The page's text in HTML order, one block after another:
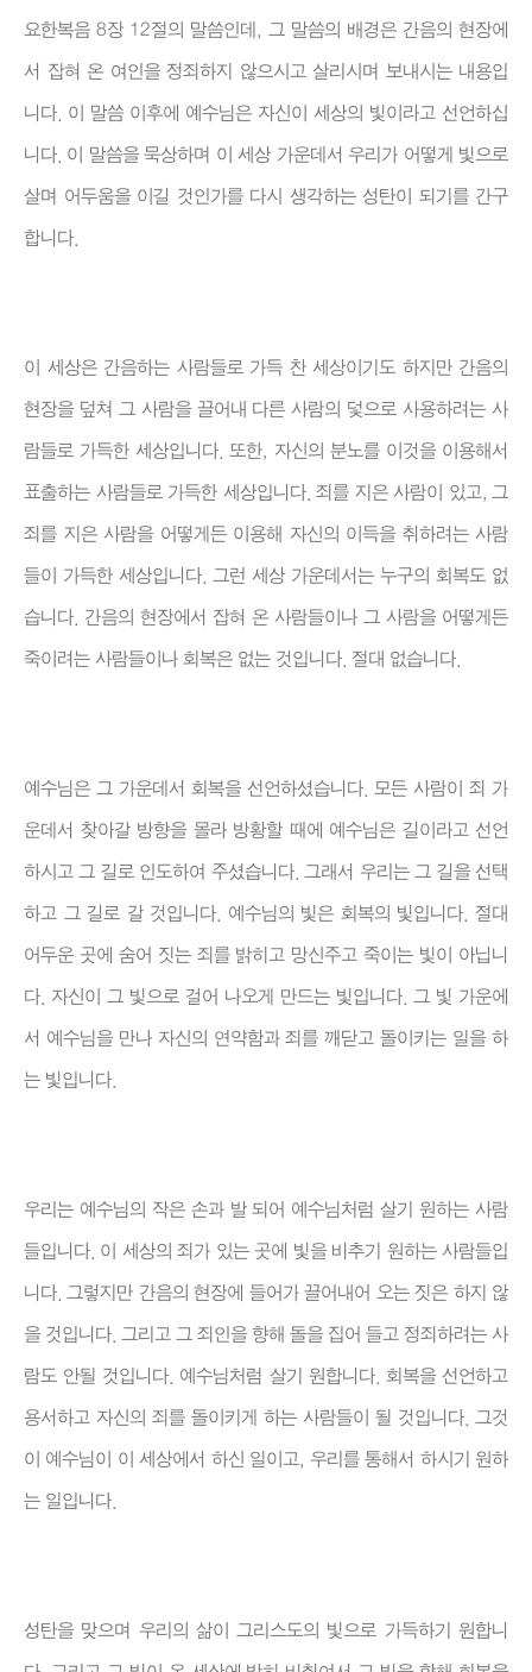
요한복음 8장 12절의 말씀인데, 그 말씀의 배경은 간음의 현장에
서 잡혀 온 여인을 정죄하지 않으시고 살리시며 보내시는 내용입
니다. 이 말씀 이후에 예수님은 자신이 세상의 빛이라고 선언하십
니다. 이 말씀을 묵상하며 이 세상 가운데서 우리가 어떻게 빛으로
살며 어두움을 이길 것인가를 다시 생각하는 성탄이 되기를 간구
합니다.
이 세상은 간음하는 사람들로 가득 찬 세상이기도 하지만 간음의
현장을 덮쳐 그 사람을 끌어내 다른 사람의 덫으로 사용하려는 사
람들로 가득한 세상입니다. 또한, 자신의 분노를 이것을 이용해서
표출하는 사람들로 가득한 세상입니다. 죄를 지은 사람이 있고, 그
죄를 지은 사람을 어떻게든 이용해 자신의 이득을 취하려는 사람
들이 가득한 세상입니다. 그런 세상 가운데서는 누구의 회복도 없
습니다. 간음의 현장에서 잡혀 온 사람들이나 그 사람을 어떻게든
죽이려는 사람들이나 회복은 없는 것입니다. 절대 없습니다.
예수님은 그 가운데서 회복을 선언하셨습니다. 모든 사람이 죄 가
운데서 찾아갈 방향을 몰라 방황할 때에 예수님은 길이라고 선언
하시고 그 길로 인도하여 주셨습니다. 그래서 우리는 그 길을 선택
하고 그 길로 갈 것입니다. 예수님의 빛은 회복의 빛입니다. 절대
어두운 곳에 숨어 짓는 죄를 밝히고 망신주고 죽이는 빛이 아닙니
다. 자신이 그 빛으로 걸어 나오게 만드는 빛입니다. 그 빛 가운에
서 예수님을 만나 자신의 연약함과 죄를 깨닫고 돌이키는 일을 하
는 빛입니다.
우리는 예수님의 작은 손과 발 되어 예수님처럼 살기 원하는 사람
들입니다. 이 세상의 죄가 있는 곳에 빛을 비추기 원하는 사람들입
니다. 그렇지만 간음의 현장에 들어가 끌어내어 오는 짓은 하지 않
을 것입니다. 그리고 그 죄인을 향해 돌을 집어 들고 정죄하려는 사
람도 안될 것입니다. 예수님처럼 살기 원합니다. 회복을 선언하고
용서하고 자신의 죄를 돌이키게 하는 사람들이 될 것입니다. 그것
이 예수님이 이 세상에서 하신 일이고, 우리를 통해서 하시기 원하
는 일입니다.
성탄을 맞으며 우리의 삶이 그리스도의 빛으로 가득하기 원합니